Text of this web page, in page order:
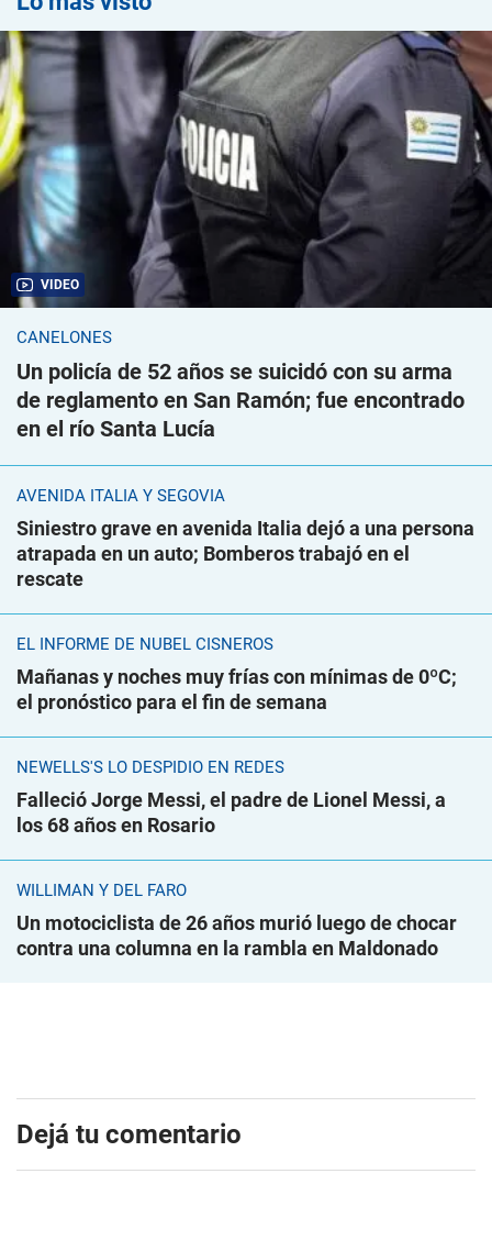
VIDEO
CANELONES
Un policía de 52 años se suicidó con su arma
de reglamento en San Ramón; fue encontrado
en el río Santa Lucía
AVENIDA ITALIA Y SEGOVIA
Siniestro grave en avenida Italia dejó a una persona
atrapada en un auto; Bomberos trabajó en el
rescate
EL INFORME DE NUBEL CISNEROS
Mañanas y noches muy frías con mínimas de 0ºC;
el pronóstico para el fin de semana
NEWELLS'S LO DESPIDIÓ EN REDES
Falleció Jorge Messi, el padre de Lionel Messi, a
los 68 años en Rosario
WILLIMAN Y DEL FARO
Un motociclista de 26 años murió luego de chocar
contra una columna en la rambla en Maldonado
Dejá tu comentario